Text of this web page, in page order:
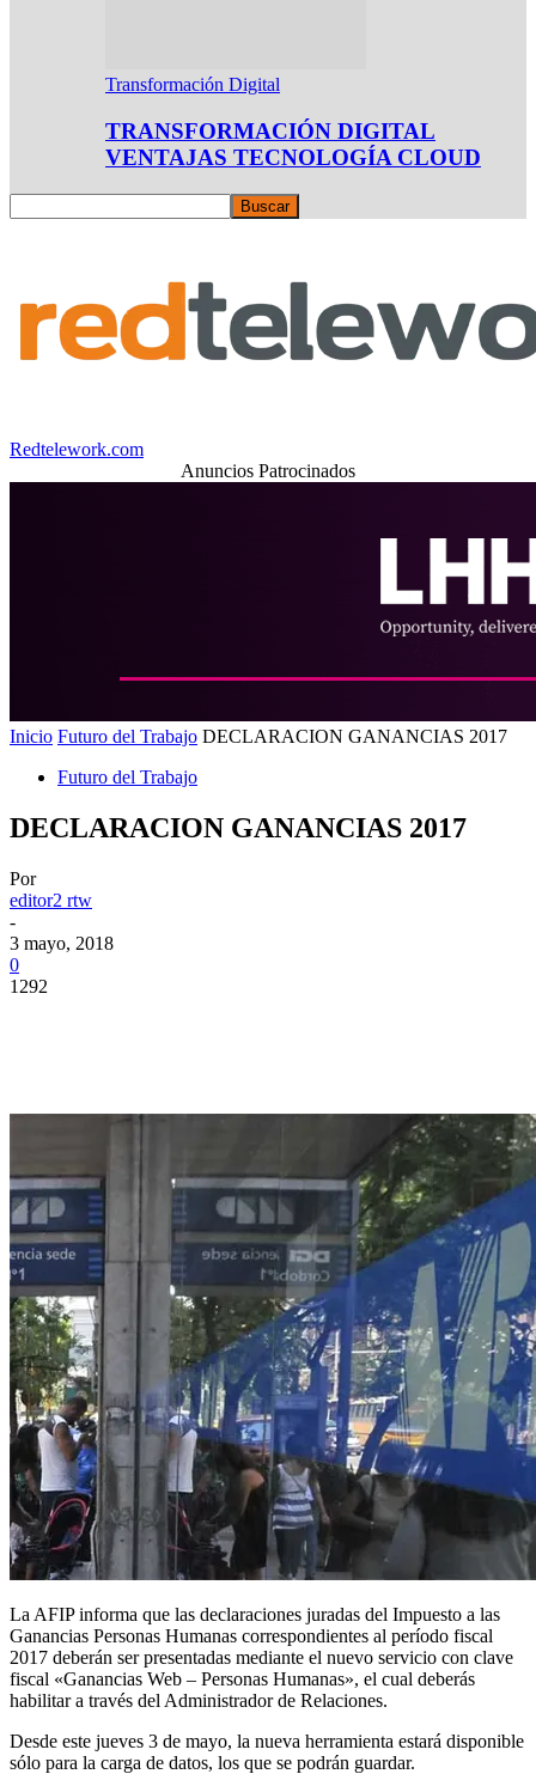
Transformación Digital
TRANSFORMACIÓN DIGITAL
VENTAJAS TECNOLOGÍA CLOUD
Redtelework.com
Anuncios Patrocinados
Inicio Futuro del Trabajo DECLARACION GANANCIAS 2017
Futuro del Trabajo
DECLARACION GANANCIAS 2017
Por
editor2 rtw
-
3 mayo, 2018
0
1292
La AFIP informa que las declaraciones juradas del Impuesto a las
Ganancias Personas Humanas correspondientes al período fiscal
2017 deberán ser presentadas mediante el nuevo servicio con clave
fiscal «Ganancias Web – Personas Humanas», el cual deberás
habilitar a través del Administrador de Relaciones.
Desde este jueves 3 de mayo, la nueva herramienta estará disponible
sólo para la carga de datos, los que se podrán guardar.